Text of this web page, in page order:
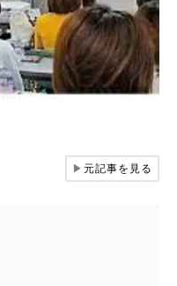
▶元記事を見る